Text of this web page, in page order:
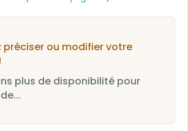
préciser ou modifier votre
plus de disponibilité pour